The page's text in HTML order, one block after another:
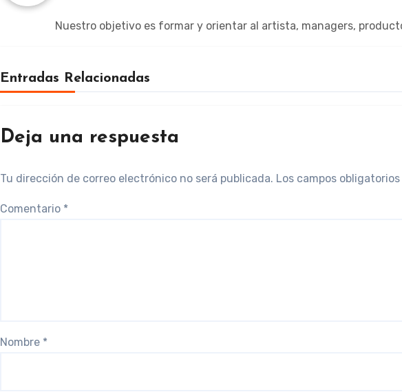
Nuestro objetivo es formar y orientar al artista, managers,
Entradas Relacionadas
Deja una respuesta
Tu dirección de correo electrónico no será publicada. Los campos
Comentario *
Nombre *